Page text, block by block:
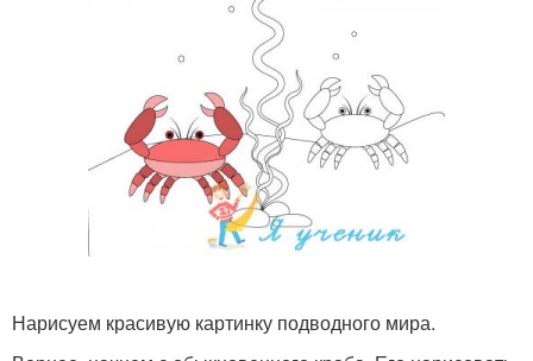
Нарисуем красивую картинку подводного мира.